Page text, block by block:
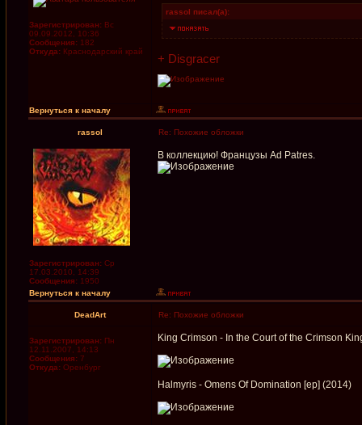
Зарегистрирован: Вс
09.09.2012, 10:36
Сообщения: 182
Откуда: Краснодарский край
rassol писал(а):
+ Disgracer
Вернуться к началу
rassol Re: Похожие обложки
Зарегистрирован: Ср
17.03.2010, 14:39
Сообщения: 1950
В коллекцию! Французы Ad Patres.
Вернуться к началу
DeadArt Re: Похожие обложки
Зарегистрирован: Пн
12.11.2007, 14:13
Сообщения: 7
Откуда: Оренбург
King Crimson - In the Court of the Crimson
Halmyris - Omens Of Domination [ep] (2014)